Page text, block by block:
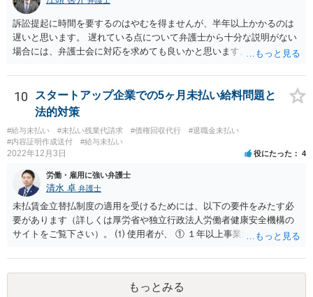
訴訟提起に時間を要するのはやむを得ませんが、半年以上かかるのは
遅いと思います。 遅れている点について弁護士から十分な説明がない
場合には、弁護士会に対応を求めても良いかと思います。
10
スタートアップ企業での5ヶ月未払い給料問題と
法的対策
#給与未払い #未払い残業代請求 #債権回収代行
#退職金未払い
#内容証明作成送付
#給与未払い
2022年12月3日 役にたった 4
労働・雇用に強い弁護士
清水 卓 弁護士
未払賃金立替払制度の適用を受けるためには、以下の要件をみたす必
要があります（詳しくは厚労省や独立行政法人労働者健康安全機構の
サイトをご覧下さい）。 ⑴ 使用者が、 ① １年以上事業活動を行って
産管財人等に倒産の事実等を証明してもらう必要あり。 •事実上の倒産
（中小企業について、事業活動が停止し、再開する見込みがなく、賃
金支払能力がない場合） → 労働基準監督署長の認定が必要。 (2) 労働
もっとみる